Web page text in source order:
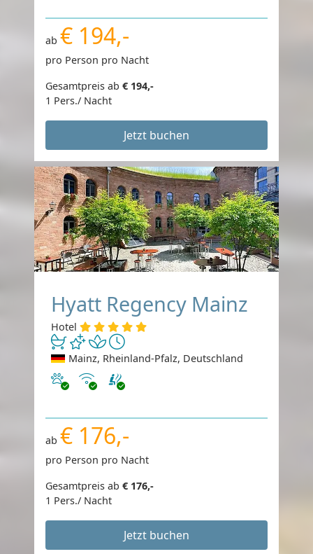
ab € 194,-
pro Person pro Nacht
Gesamtpreis ab € 194,-
1 Pers./ Nacht
Jetzt buchen
Hyatt Regency Mainz
Hotel
Mainz, Rheinland-Pfalz, Deutschland
Haustiere erlaubt
Internet
ab € 176,-
pro Person pro Nacht
Gesamtpreis ab € 176,-
1 Pers./ Nacht
Jetzt buchen